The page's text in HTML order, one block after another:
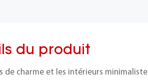
du produit
charme et les intérieurs